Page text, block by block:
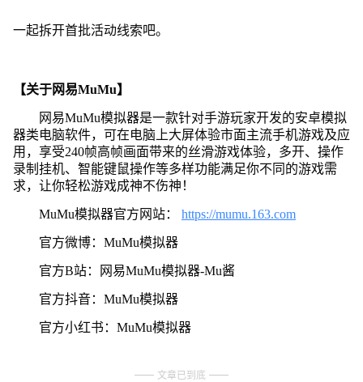
一起拆开首批活动线索吧。
【关于网易MuMu】
网易MuMu模拟器是一款针对手游玩家开发的安卓模拟
器类电脑软件，可在电脑上大屏体验市面主流手机游戏及应
用，享受240帧高帧画面带来的丝滑游戏体验，多开、操作
录制挂机、智能键鼠操作等多样功能满足你不同的游戏需
求，让你轻松游戏成神不伤神！
MuMu模拟器官方网站： https://mumu.163.com
官方微博：MuMu模拟器
官方B站：网易MuMu模拟器-Mu酱
官方抖音：MuMu模拟器
官方小红书：MuMu模拟器
文章已到底